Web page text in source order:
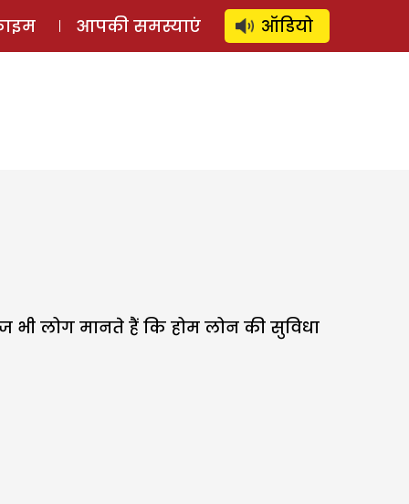
लॉग इन ⚲ SUBSCRIBE
आपकी समस्याएं ऑडियो
लोग मानते हैं कि होम लोन की सुविधा